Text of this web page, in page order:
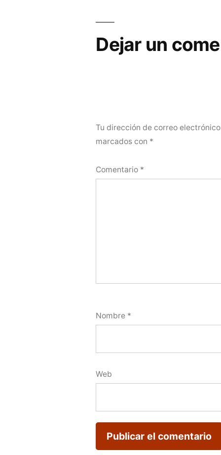
entradasDejar un
Tu dirección de correo
marcados con *
Comentario *
Nombre *
Web